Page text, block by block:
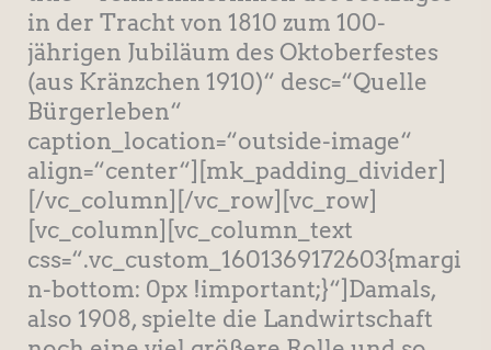
in der Tracht von 1810 zum 100-
jährigen Jubiläum des Oktoberfestes
(aus Kränzchen 1910)“ desc=“Quelle
Bürgerleben“
caption_location=“outside-image“
align=“center“][mk_padding_divider]
[/vc_column][/vc_row][vc_row]
[vc_column][vc_column_text
css=“.vc_custom_1601369172603{margi
n-bottom: 0px !important;}“]Damals,
also 1908, spielte die Landwirtschaft